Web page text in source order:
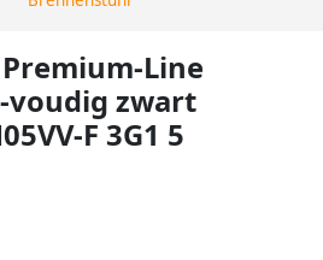
Line
voudig zwart
F 3G1 5